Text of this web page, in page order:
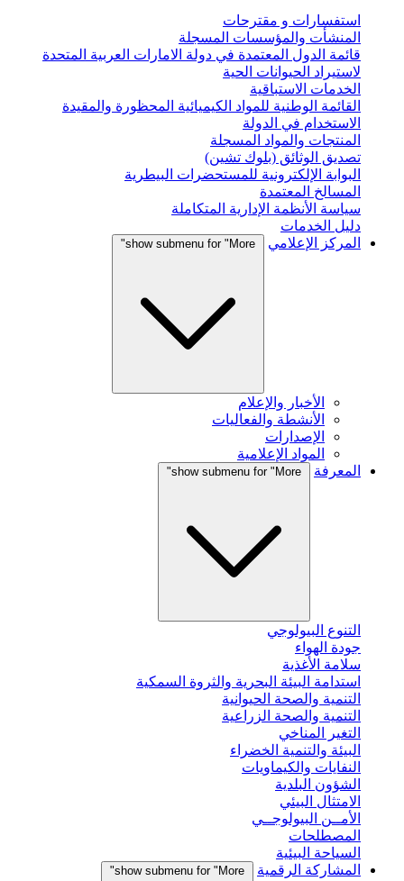
استفسارات و مقترحات
المنشأت والمؤسسات المسجلة
قائمة الدول المعتمدة في دولة الامارات العربية المتحدة
لاستيراد الحيوانات الحية
الخدمات الاستباقية
القائمة الوطنية للمواد الكيميائية المحظورة والمقيدة
الاستخدام في الدولة
المنتجات والمواد المسجلة
تصديق الوثائق (بلوك تشين)
البوابة الإلكترونية للمستحضرات البيطرية
المسالخ المعتمدة
سياسة الأنظمة الإدارية المتكاملة
دليل الخدمات
المركز الإعلامي
show submenu for "More"
الأخبار والإعلام
الأنشطة والفعاليات
الإصدارات
المواد الإعلامية
المعرفة
show submenu for "More"
التنوع البيولوجي
جودة الهواء
سلامة الأغذية
استدامة البيئة البحرية والثروة السمكية
التنمية والصحة الحيوانية
التنمية والصحة الزراعية
التغير المناخي
البيئة والتنمية الخضراء
النفايات والكيماويات
الشؤون البلدية
الامتثال البيئي
الأمــن البيولوجــي
المصطلحات
السياحة البيئية
المشاركة الرقمية
show submenu for "More"